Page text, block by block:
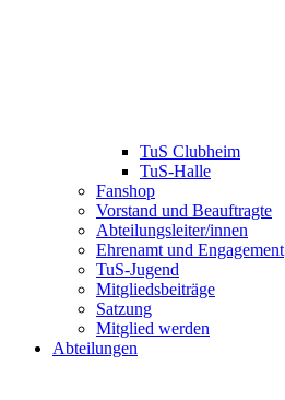
TuS Clubheim
TuS-Halle
Fanshop
Vorstand und Beauftragte
Abteilungsleiter/innen
Ehrenamt und Engagement
TuS-Jugend
Mitgliedsbeiträge
Satzung
Mitglied werden
Abteilungen